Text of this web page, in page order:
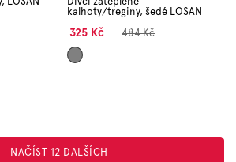
kalhoty/treginy, šedé LOSAN
325 Kč 484 Kč
Šedá
NAČÍST 12 DALŠÍCH